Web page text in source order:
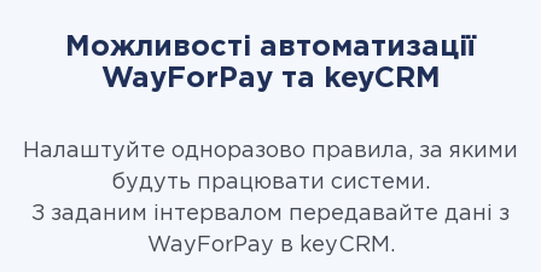
Можливості автоматизації
WayForPay та keyCRM
Налаштуйте одноразово правила, за якими
будуть працювати системи.
З заданим інтервалом передавайте дані з
WayForPay в keyCRM.